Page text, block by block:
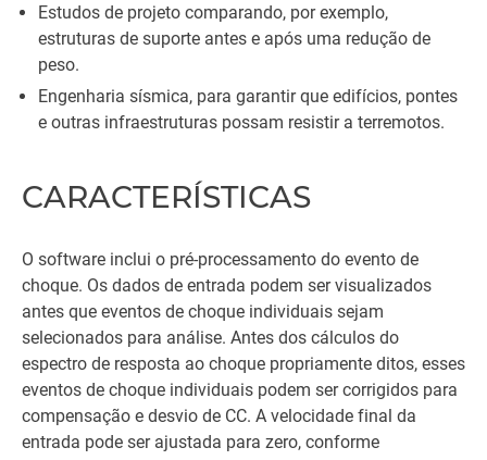
Estudos de projeto comparando, por exemplo,
estruturas de suporte antes e após uma redução de
peso.
Engenharia sísmica, para garantir que edifícios, pontes
e outras infraestruturas possam resistir a terremotos.
CARACTERÍSTICAS
O software inclui o pré-processamento do evento de
choque. Os dados de entrada podem ser visualizados
antes que eventos de choque individuais sejam
selecionados para análise. Antes dos cálculos do
espectro de resposta ao choque propriamente ditos, esses
eventos de choque individuais podem ser corrigidos para
compensação e desvio de CC. A velocidade final da
entrada pode ser ajustada para zero, conforme